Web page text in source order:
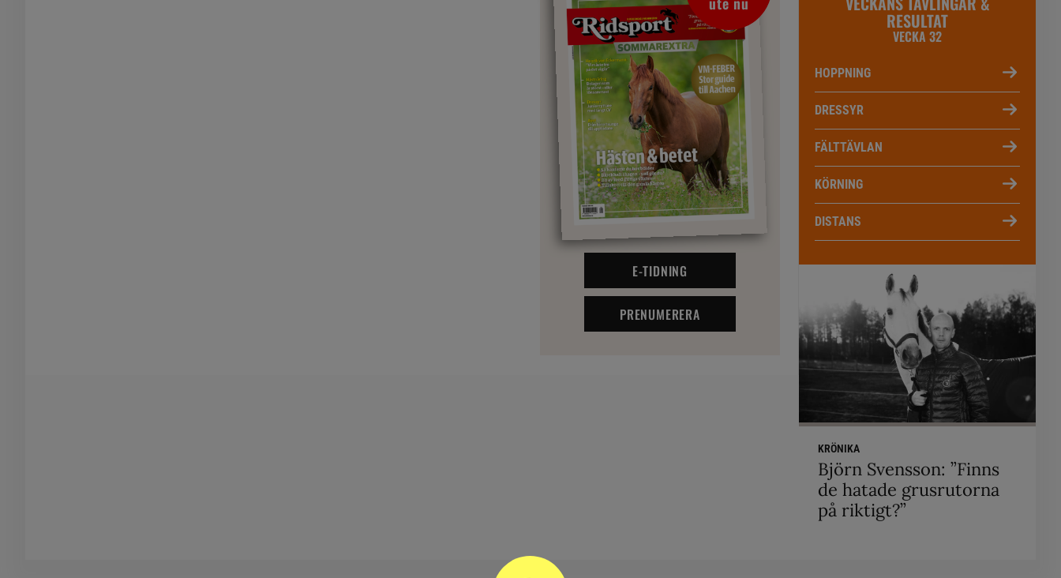
E-TIDNING
PRENUMERERA
RESULTAT
VECKA 32
HOPPNING
DRESSYR
FÄLTTÄVLAN
KÖRNING
DISTANS
KRÖNIKA
Björn Svensson: ”Finns
de hatade grusrutorna
på riktigt?”